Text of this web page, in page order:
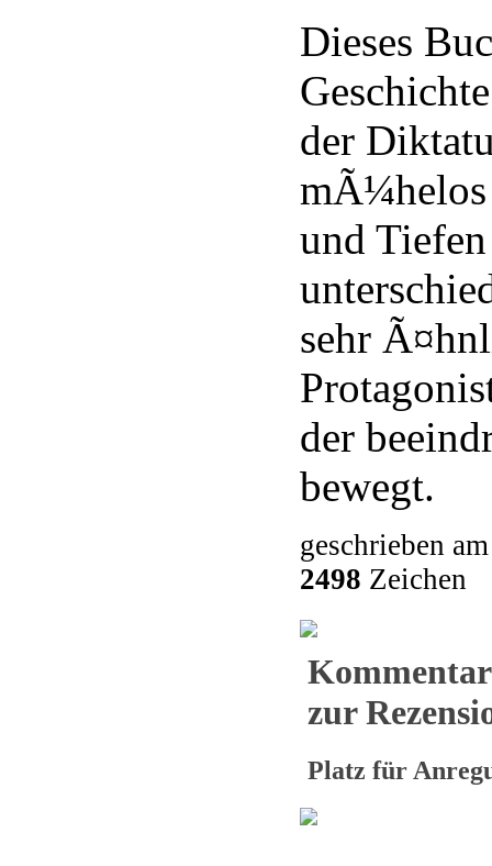
Dieses
der
und
sehr
der
bewegt.
geschrieben
2498 Zeichen
zur
Platz für